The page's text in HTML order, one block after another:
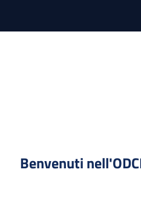
Benvenuti